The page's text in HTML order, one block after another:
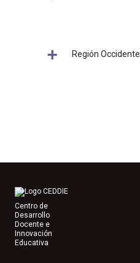
Región Occidente
Centro de
Desarrollo
Docente e
Innovación
Educativa